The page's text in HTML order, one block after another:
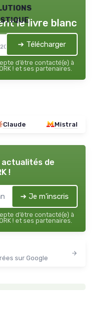
le livre blanc
➔ Télécharger
d’être contacté(e) à
! et ses partenaires.
Claude Mistral
actualités de
!
➔ Je m'inscris
d’être contacté(e) à
! et ses partenaires.
sur Google